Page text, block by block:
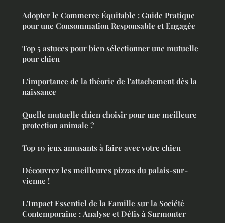
Adopter le Commerce Équitable : Guide Pratique
pour une Consommation Responsable et Engagée
Top 5 astuces pour bien sélectionner une mutuelle
pour chien
L'importance de la théorie de l'attachement dès la
naissance
Quelle mutuelle chien choisir pour une meilleure
protection animale ?
Top 10 jeux amusants à faire avec votre chien
Découvrez les meilleures pizzas du palais-sur-
vienne !
L'Impact Essentiel de la Famille sur la Société
Contemporaine : Analyse et Défis à Surmonter